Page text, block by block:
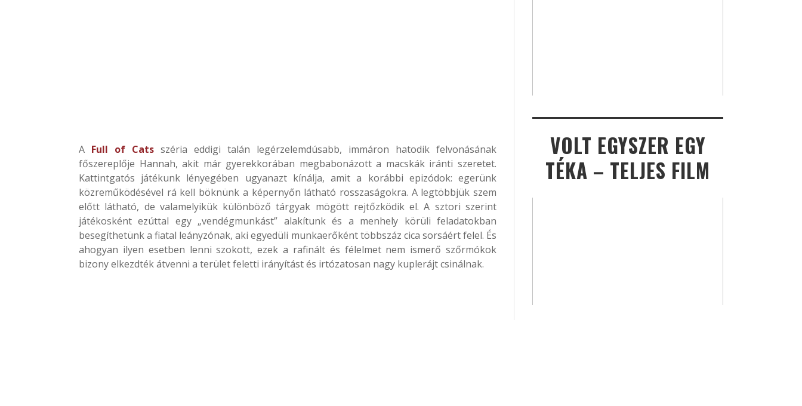
A Full of Cats széria eddigi talán legérzelemdúsabb, immáron hatodik felvonásának
főszereplője Hannah, akit már gyerekkorában megbabonázott a macskák iránti szeretet.
Kattintgatós játékunk lényegében ugyanazt kínálja, amit a korábbi epizódok: egerünk
közreműködésével rá kell böknünk a képernyőn látható rosszaságokra. A legtöbbjük szem
előtt látható, de valamelyikük különböző tárgyak mögött rejtőzködik el. A sztori szerint
játékosként ezúttal egy „vendégmunkást” alakítunk és a menhely körüli feladatokban
besegíthetünk a fiatal leányzónak, aki egyedüli munkaerőként többszáz cica sorsáért felel. És
ahogyan ilyen esetben lenni szokott, ezek a rafinált és félelmet nem ismerő szőrmókok
bizony elkezdték átvenni a terület feletti irányítást és irtózatosan nagy kuplerájt csinálnak.
VOLT EGYSZER EGY
TÉKA – TELJES FILM